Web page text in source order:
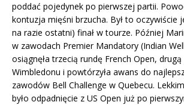
poddać pojedynek po pierwszej partii.
kontuzja mięśni brzucha. Był to oczywiście
na razie ostatni) finał w tourze. Później
w zawodach Premier Mandatory (Indian
osiągnęła trzecią rundę French Open,
Wimbledonu i powtórzyła awans do
zawodów Bell Challenge w Quebecu.
było odpadnięcie z US Open już po